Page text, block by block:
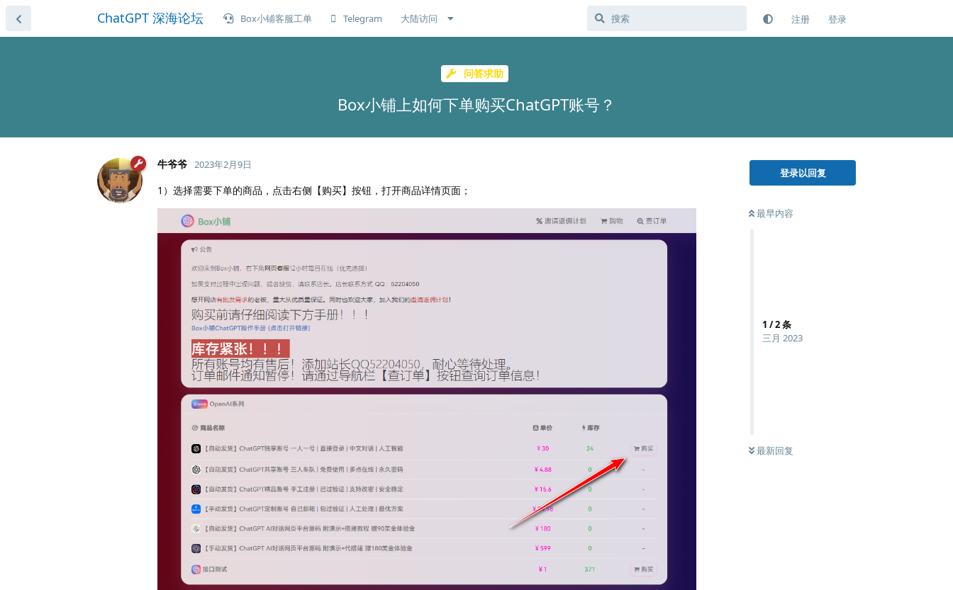
ChatGPT 深海论坛 Box小铺客服工单 Telegram 大陆访问 注册 登录
问答求助
Box小铺上如何下单购买ChatGPT账号？
登录以回复
最早内容
1 /2条
三月 2023
最新回复
牛爷爷 2023年2月9日
1）选择需要下单的商品，点击右侧【购买】按钮，打开商品详情页面；